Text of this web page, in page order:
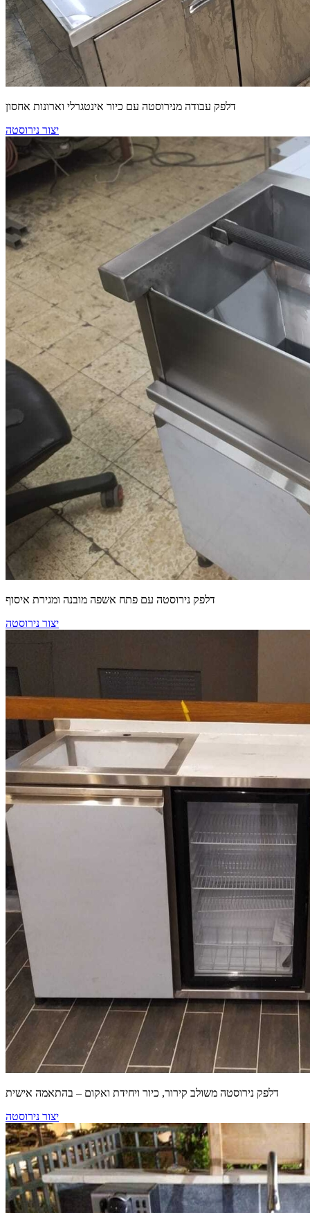
דלפק עבודה מנירוסטה עם כיור אינטגרלי וארונות אחסון
יצור נירוסטה
דלפק נירוסטה עם פתח אשפה מובנה ומגירת איסוף
יצור נירוסטה
דלפק נירוסטה משולב קירור, כיור ויחידת ואקום – בהתאמה אישית
יצור נירוסטה